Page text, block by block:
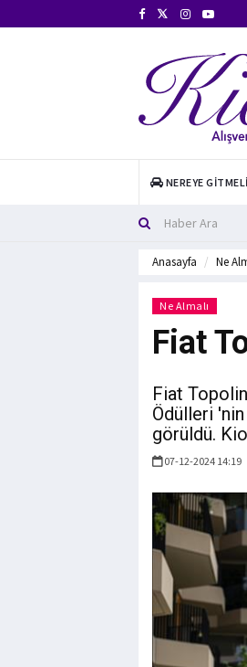
NEREYE GITMELI
Anasayfa Ne
Ne Almalı
Fiat
Fiat
Ödülleri
görüldü.
07-12-2024 14:19